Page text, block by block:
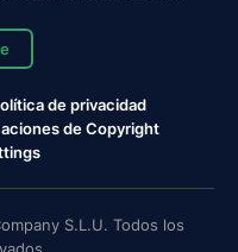
de privacidad
de Copyright
S.L.U. Todos los